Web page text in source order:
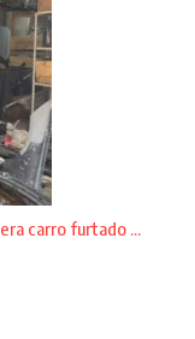
carro furtado ...